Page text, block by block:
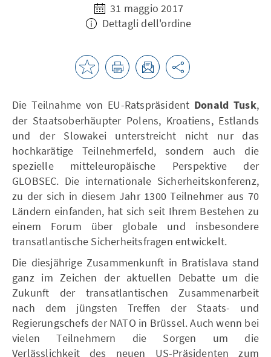
31 maggio 2017
Dettagli dell'ordine
Die Teilnahme von EU-Ratspräsident Donald Tusk,
der Staatsoberhäupter Polens, Kroatiens, Estlands
und der Slowakei unterstreicht nicht nur das
hochkarätige Teilnehmerfeld, sondern auch die
spezielle mitteleuropäische Perspektive der
GLOBSEC. Die internationale Sicherheitskonferenz,
zu der sich in diesem Jahr 1300 Teilnehmer aus 70
Ländern einfanden, hat sich seit Ihrem Bestehen zu
einem Forum über globale und insbesondere
transatlantische Sicherheitsfragen entwickelt.
Die diesjährige Zusammenkunft in Bratislava stand
ganz im Zeichen der aktuellen Debatte um die
Zukunft der transatlantischen Zusammenarbeit
nach dem jüngsten Treffen der Staats- und
Regierungschefs der NATO in Brüssel. Auch wenn bei
vielen Teilnehmern die Sorgen um die
Verlässlichkeit des neuen US-Präsidenten zum